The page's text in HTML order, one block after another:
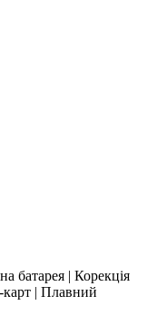
батарея | Корекція
карт | Плавний